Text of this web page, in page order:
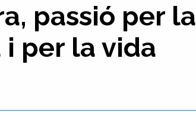
passió per la
per la vida